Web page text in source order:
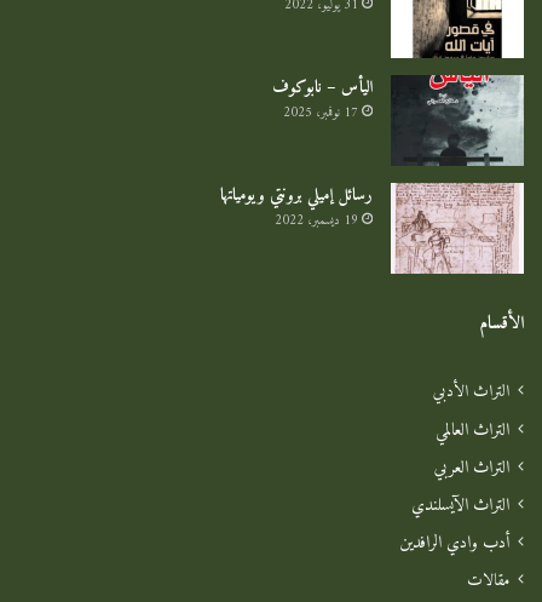
31 يوليو، 2022
اليأس – نابوكوف
17 نوفمبر، 2025
رسائل إميلي برونتي ويومياتها
19 ديسمبر، 2022
الأقسام
التراث الأدبي
التراث العالمي
التراث العربي
التراث الآيسلندي
أدب وادي الرافدين
مقالات